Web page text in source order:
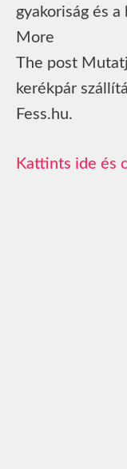
gyakoriság és
More
The post
kerékpár
Fess.hu.